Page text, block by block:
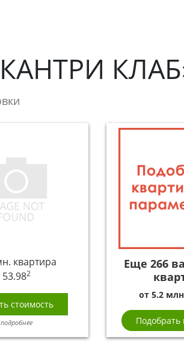
квартира
53.982
стоимость
подробнее
Еще 266
от 5.2
Подобрать